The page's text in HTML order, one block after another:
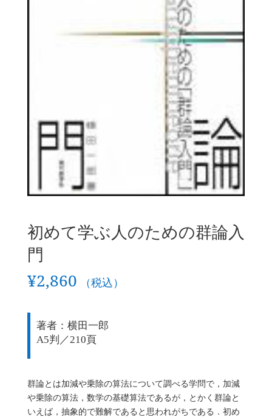
初めて学ぶ人のための群論入
門
¥2,860 （税込）
著者：横田一郎
A5判／210頁
群論とは加減や乗除の算法について調べる学問で，加減
や乗除の算法，数学の基礎算法であるが，とかく群論と
いえば，抽象的で難解であると思われがちである．初め